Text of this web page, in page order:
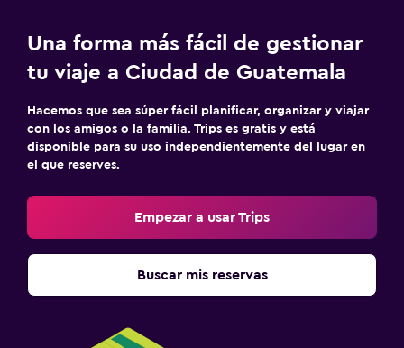
Una forma más fácil de gestionar
tu viaje a Ciudad de Guatemala
Hacemos que sea súper fácil planificar, organizar y viajar
con los amigos o la familia. Trips es gratis y está
disponible para su uso independientemente del lugar en
el que reserves.
Empezar a usar Trips
Buscar mis reservas